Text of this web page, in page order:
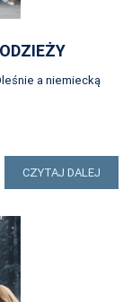
a niemiecką
CZYTAJ DALEJ